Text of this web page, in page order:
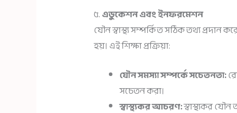
৫.এডুকেশন এবং ইনফরমেশন
যৌন স্বাস্থ্য সম্পর্কিত সঠিক তথ্য প্রদান
হয়। এই শিক্ষা প্রক্রিয়া:
যৌন সমস্যা সম্পর্কে সচেতনতা:
সচেতন করা।
স্বাস্থ্যকর আচরণ:স্বাস্থ্যকর